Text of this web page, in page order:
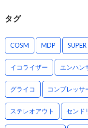
タグ
COSM MDP SUPER
イコライザー エンハン
グライコ コンプレッサ
ステレオアウト センド